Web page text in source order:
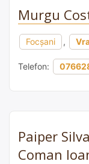
Murgu
Focșani ,
Telefon:
Paiper
Coman